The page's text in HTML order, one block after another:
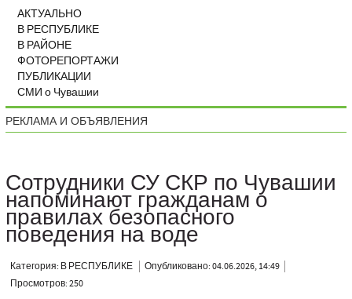
АКТУАЛЬНО
В РЕСПУБЛИКЕ
В РАЙОНЕ
ФОТОРЕПОРТАЖИ
ПУБЛИКАЦИИ
СМИ о Чувашии
РЕКЛАМА И ОБЪЯВЛЕНИЯ
Сотрудники СУ СКР по Чувашии
напоминают гражданам о
правилах безопасного
поведения на воде
Категория: В РЕСПУБЛИКЕ
Опубликовано: 04.06.2026, 14:49
Просмотров: 250